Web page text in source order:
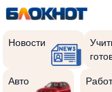
Новости
Авто